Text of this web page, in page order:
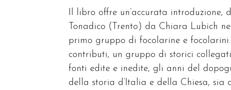
Il libro offre un’accurata introduzione,
Tonadico (Trento) da Chiara Lubich
primo gruppo di focolarine e
contributi, un gruppo di storici
fonti edite e inedite, gli anni del
della storia d’Italia e della Chiesa,